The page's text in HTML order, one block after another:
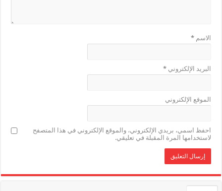
الاسم*
البريد الإلكتروني*
الموقع الإلكتروني
احفظ اسمي، بريدي الإلكتروني، والموقع الإلكتروني في هذا المتصفح
لاستخدامها المرة المقبلة في تعليقي.